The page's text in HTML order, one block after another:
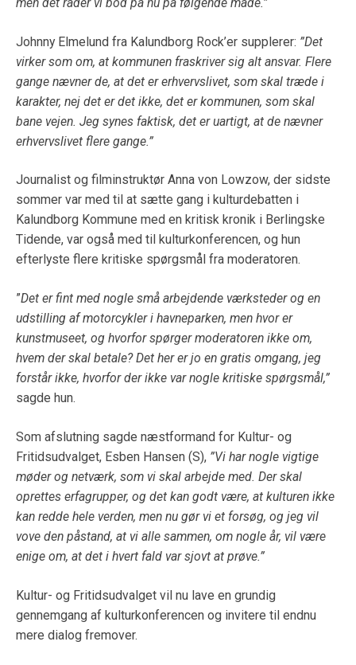
Johnny Elmelund fra Kalundborg Rock’er supplerer: ”Det
virker som om, at kommunen fraskriver sig alt ansvar. Flere
gange nævner de, at det er erhvervslivet, som skal træde i
karakter, nej det er det ikke, det er kommunen, som skal
bane vejen. Jeg synes faktisk, det er uartigt, at de nævner
erhvervslivet flere gange.”
Journalist og filminstruktør Anna von Lowzow, der sidste
sommer var med til at sætte gang i kulturdebatten i
Kalundborg Kommune med en kritisk kronik i Berlingske
Tidende, var også med til kulturkonferencen, og hun
efterlyste flere kritiske spørgsmål fra moderatoren.
”Det er fint med nogle små arbejdende værksteder og en
udstilling af motorcykler i havneparken, men hvor er
kunstmuseet, og hvorfor spørger moderatoren ikke om,
hvem der skal betale? Det her er jo en gratis omgang, jeg
forstår ikke, hvorfor der ikke var nogle kritiske spørgsmål,”
sagde hun.
Som afslutning sagde næstformand for Kultur- og
Fritidsudvalget, Esben Hansen (S), ”Vi har nogle vigtige
møder og netværk, som vi skal arbejde med. Der skal
oprettes erfagrupper, og det kan godt være, at kulturen ikke
kan redde hele verden, men nu gør vi et forsøg, og jeg vil
vove den påstand, at vi alle sammen, om nogle år, vil være
enige om, at det i hvert fald var sjovt at prøve.”
Kultur- og Fritidsudvalget vil nu lave en grundig
gennemgang af kulturkonferencen og invitere til endnu
mere dialog fremover.